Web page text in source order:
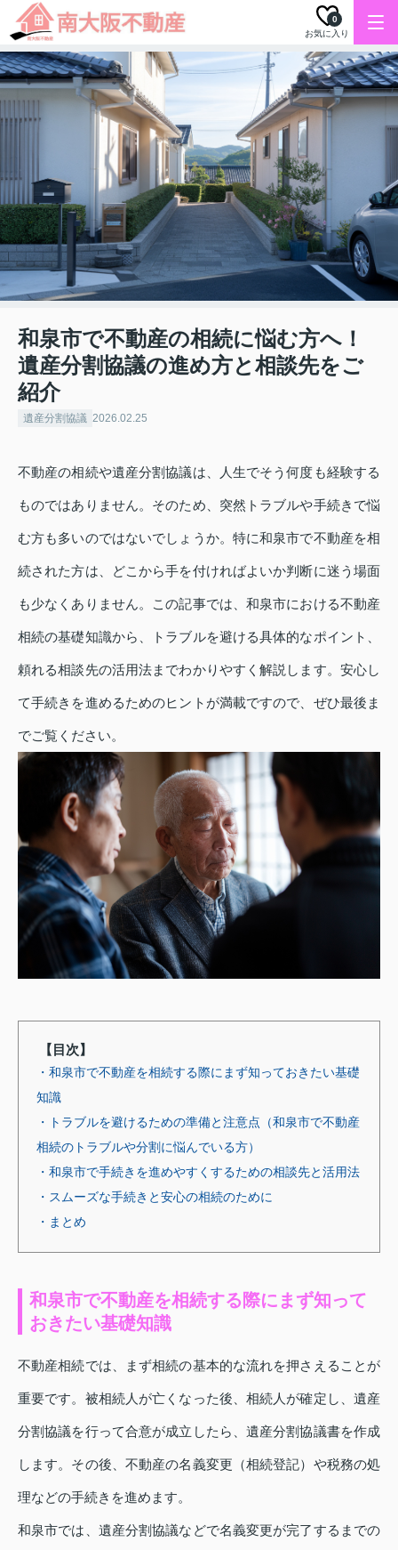
お気に入り
0
和泉市で不動産の相続に悩む方へ！
遺産分割協議の進め方と相談先をご
紹介
遺産分割協議 2026.02.25
不動産の相続や遺産分割協議は、人生でそう何度も経験する
ものではありません。そのため、突然トラブルや手続きで悩
む方も多いのではないでしょうか。特に和泉市で不動産を相
続された方は、どこから手を付ければよいか判断に迷う場面
も少なくありません。この記事では、和泉市における不動産
相続の基礎知識から、トラブルを避ける具体的なポイント、
頼れる相談先の活用法までわかりやすく解説します。安心し
て手続きを進めるためのヒントが満載ですので、ぜひ最後ま
でご覧ください。
【目次】
・和泉市で不動産を相続する際にまず知っておきたい基礎
知識
・トラブルを避けるための準備と注意点（和泉市で不動産
相続のトラブルや分割に悩んでいる方）
・和泉市で手続きを進めやすくするための相談先と活用法
・スムーズな手続きと安心の相続のために
・まとめ
和泉市で不動産を相続する際にまず知って
おきたい基礎知識
不動産相続では、まず相続の基本的な流れを押さえることが
重要です。被相続人が亡くなった後、相続人が確定し、遺産
分割協議を行って合意が成立したら、遺産分割協議書を作成
します。その後、不動産の名義変更（相続登記）や税務の処
理などの手続きを進めます。
和泉市では、遺産分割協議などで名義変更が完了するまでの